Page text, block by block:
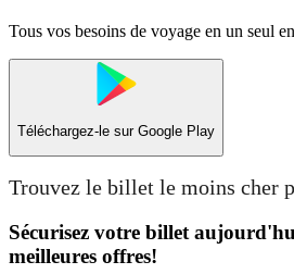
Tous vos besoins de voyage en un seul
Téléchargez-le sur Google Play
Trouvez le billet le moins cher
Sécurisez votre billet
meilleures offres!